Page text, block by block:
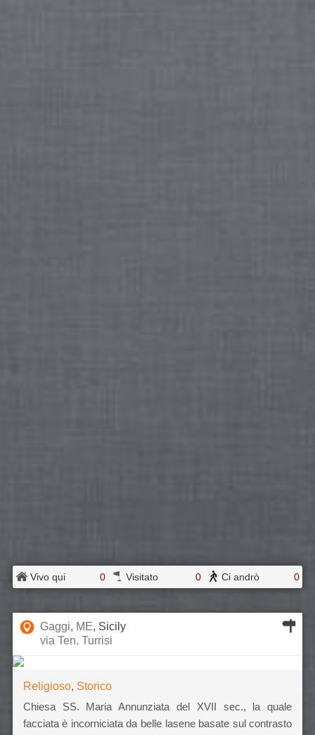
Vivo qui 0 Visitato 0 Ci andrò 0
Gaggi, ME, Sicily
via Ten. Turrisi
Religioso, Storico
Chiesa SS. Maria Annunziata del XVII sec., la quale
facciata è incorniciata da belle lasene basate sul contrasto